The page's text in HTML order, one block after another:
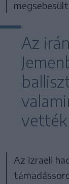
Az
Az izraeli